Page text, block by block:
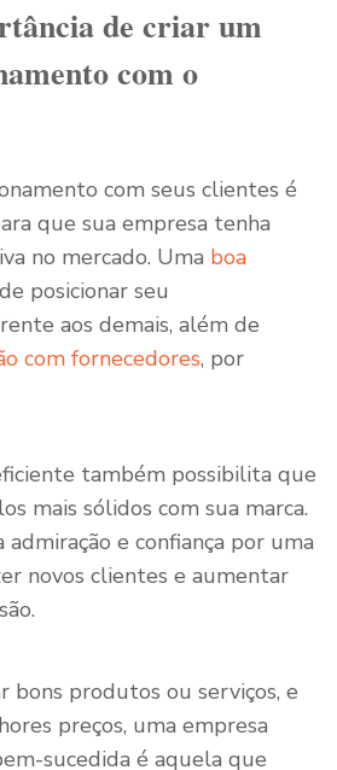
de criar um
com o
com seus clientes é
que sua empresa tenha
no mercado. Uma boa
posicionar seu
aos demais, além de
com fornecedores, por
também possibilita que
mais sólidos com sua marca.
admiração e confiança por uma
novos clientes e aumentar
bons produtos ou serviços, e
preços, uma empresa
sucedida é aquela que